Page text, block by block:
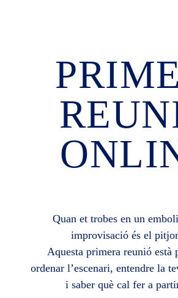
Quan et trobes en un
improvisació és el
Aquesta primera reunió està
ordenar l’escenari, entendre la
i saber què cal fer a